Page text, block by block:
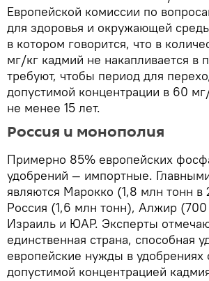
Европейской комиссии по
для здоровья и окружающей
в котором говорится, что в
мг/кг кадмий не накапливается в
требуют, чтобы период для
допустимой концентрации в 60
не менее 15 лет.
Россия и монополия
Примерно 85% европейских
удобрений — импортные.
являются Марокко (1,8 млн тонн в
Россия (1,6 млн тонн), Алжир (700
Израиль и ЮАР. Эксперты
единственная страна, способная
европейские нужды в удобрениях
допустимой концентрацией